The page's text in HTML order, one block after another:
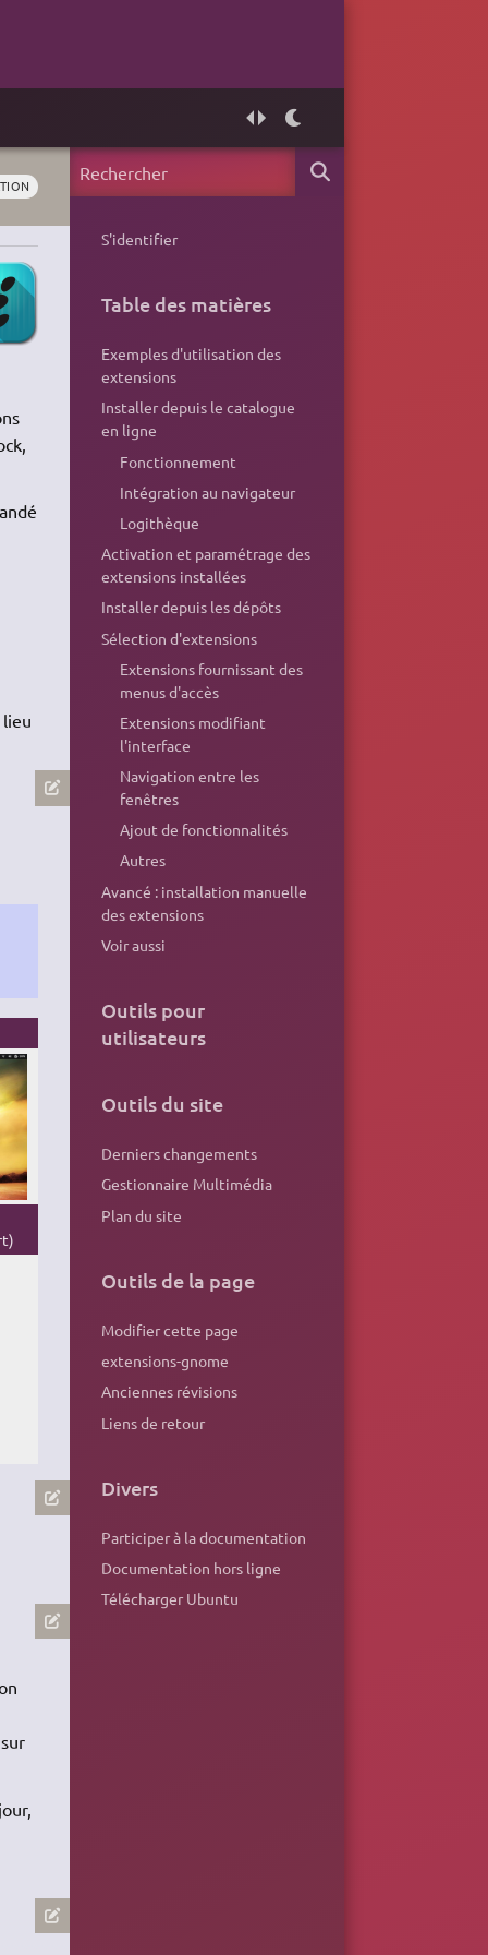
S'identifier
Table des matières
Exemples d'utilisation des
extensions
Installer depuis le catalogue
en ligne
Fonctionnement
Intégration au navigateur
Logithèque
Activation et paramétrage des
extensions installées
Installer depuis les dépôts
Sélection d'extensions
Extensions fournissant des
menus d'accès
Extensions modifiant
l'interface
Navigation entre les
fenêtres
Ajout de fonctionnalités
Autres
Avancé : installation manuelle
des extensions
Voir aussi
Outils pour
utilisateurs
Outils du site
Derniers changements
Gestionnaire Multimédia
Plan du site
Outils de la page
Modifier cette page
extensions-gnome
Anciennes révisions
Liens de retour
Divers
Participer à la documentation
Documentation hors ligne
Télécharger Ubuntu